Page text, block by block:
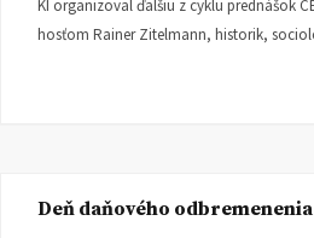
KI organizoval ďalšiu z cyklu prednášok
hosťom Rainer Zitelmann, historik,
Deň daňového odbremenenia